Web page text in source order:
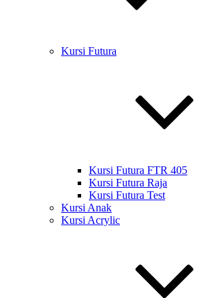
Kursi Futura
Kursi Futura FTR 405
Kursi Futura Raja
Kursi Futura Test
Kursi Anak
Kursi Acrylic